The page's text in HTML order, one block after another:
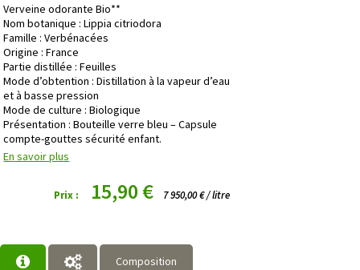
Verveine odorante Bio**
Nom botanique : Lippia citriodora
Famille : Verbénacées
Origine : France
Partie distillée : Feuilles
Mode d’obtention : Distillation à la vapeur d’eau
et à basse pression
Mode de culture : Biologique
Présentation : Bouteille verre bleu – Capsule
compte-gouttes sécurité enfant.
En savoir plus
Prix : 15,90 € 7 950,00 € / litre
Composition